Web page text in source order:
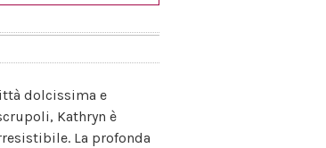
dolcissima e
Kathryn è
La profonda